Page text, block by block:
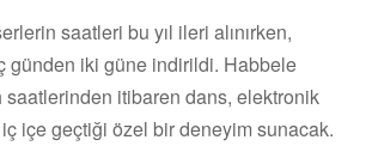
saatleri bu yıl ileri alınırken,
günden iki güne indirildi. Habbele
itibaren dans, elektronik
içe geçtiği özel bir deneyim sunacak.